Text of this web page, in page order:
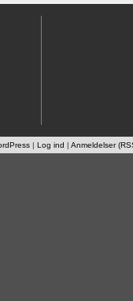
| Log ind | Anmeldelser